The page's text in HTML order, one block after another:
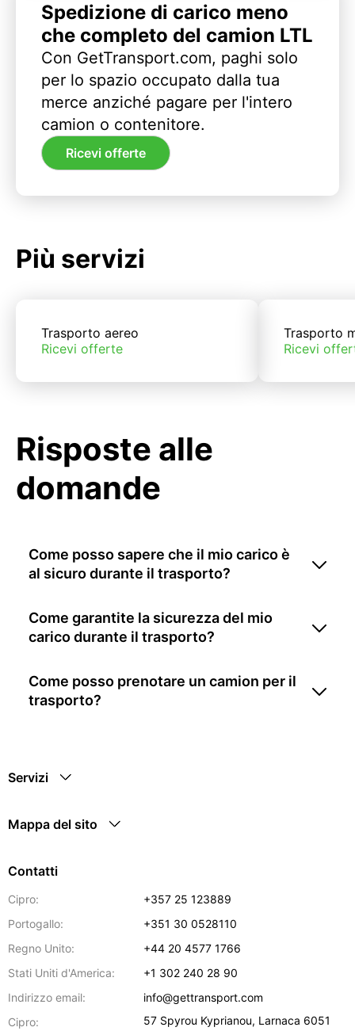
Spedizione di carico meno
che completo del camion LTL
Con GetTransport.com, paghi solo
per lo spazio occupato dalla tua
merce anziché pagare per l'intero
camion o contenitore.
Ricevi offerte
Più servizi
Trasporto aereo
Ricevi offerte
Trasporto
Ricevi
Risposte alle
domande
Come posso sapere che il mio carico è
al sicuro durante il trasporto?
Come garantite la sicurezza del mio
carico durante il trasporto?
Come posso prenotare un camion per il
trasporto?
Servizi
Mappa del sito
Contatti
Cipro:
+357 25 123889
Portogallo:
+351 30 0528110
Regno Unito:
+44 20 4577 1766
Stati Uniti d'America:
+1 302 240 28 90
Indirizzo email:
info@gettransport.com
Cipro:
57 Spyrou Kyprianou, Larnaca 6051